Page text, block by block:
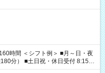
用形態、給与は本採用時と同じ
時間 ＜シフト例＞ ■月～日・夜
受付 8:15～